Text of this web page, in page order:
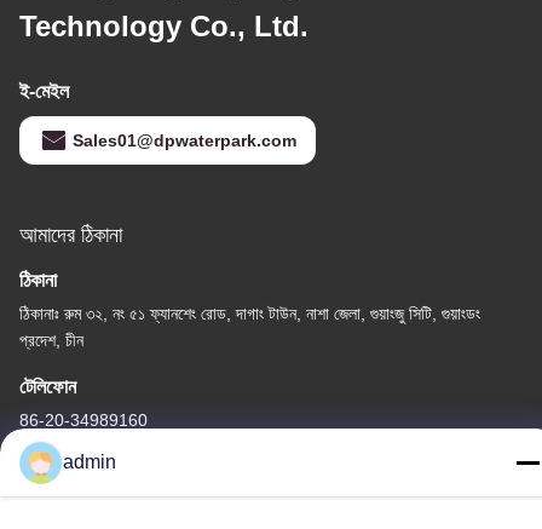
Technology Co., Ltd.
ই-মেইল
Sales01@dpwaterpark.com
আমাদের ঠিকানা
ঠিকানা
ঠিকানাঃ রুম ৩২, নং ৫১ ফ্যানশেং রোড, দাগাং টাউন, নাশা জেলা, গুয়াংজু সিটি, গুয়াংডং
প্রদেশ, চীন
টেলিফোন
86-20-34989160
admin